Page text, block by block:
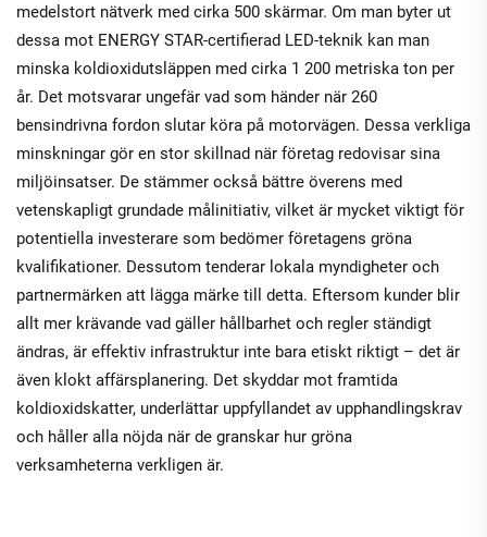
medelstort nätverk med cirka 500 skärmar. Om man byter ut
dessa mot ENERGY STAR-certifierad LED-teknik kan man
minska koldioxidutsläppen med cirka 1 200 metriska ton per
år. Det motsvarar ungefär vad som händer när 260
bensindrivna fordon slutar köra på motorvägen. Dessa verkliga
minskningar gör en stor skillnad när företag redovisar sina
miljöinsatser. De stämmer också bättre överens med
vetenskapligt grundade målinitiativ, vilket är mycket viktigt för
potentiella investerare som bedömer företagens gröna
kvalifikationer. Dessutom tenderar lokala myndigheter och
partnermärken att lägga märke till detta. Eftersom kunder blir
allt mer krävande vad gäller hållbarhet och regler ständigt
ändras, är effektiv infrastruktur inte bara etiskt riktigt – det är
även klokt affärsplanering. Det skyddar mot framtida
koldioxidskatter, underlättar uppfyllandet av upphandlingskrav
och håller alla nöjda när de granskar hur gröna
verksamheterna verkligen är.